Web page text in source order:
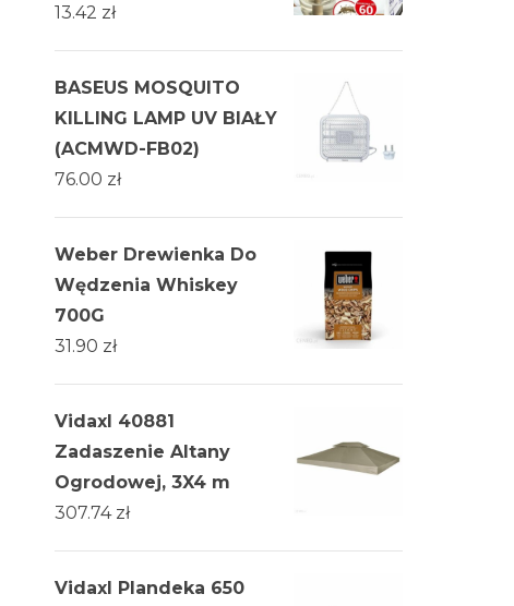
13.42 zł
BASEUS MOSQUITO
KILLING LAMP UV BIAŁY
(ACMWD-FB02)
76.00 zł
Weber Drewienka Do
Wędzenia Whiskey
700G
31.90 zł
Vidaxl 40881
Zadaszenie Altany
Ogrodowej, 3X4 m
307.74 zł
Vidaxl Plandeka 650